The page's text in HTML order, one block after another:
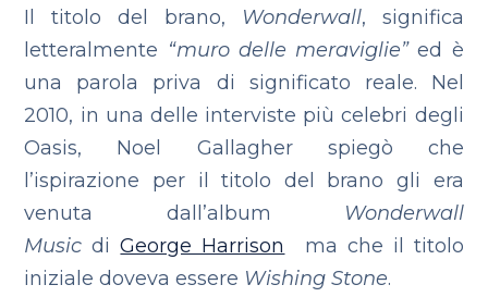
Il titolo del brano, Wonderwall, significa
letteralmente “muro delle meraviglie”ed è
una parola priva di significato reale. Nel
2010, in una delle interviste più celebri degli
Oasis, Noel Gallagher spiegò che
l’ispirazione per il titolo del brano gli era
venuta dall’album
Wonderwall
Music diGeorge Harrison
ma che il titolo
iniziale doveva essere Wishing Stone.